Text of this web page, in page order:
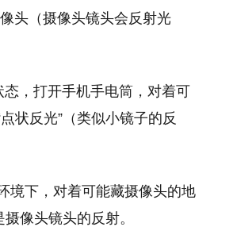
头（摄像头镜头会反射光
，打开手机手电筒，对着可
状反光”（类似小镜子的反
境下，对着可能藏摄像头的地
像头镜头的反射。